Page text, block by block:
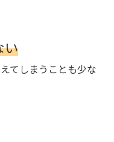
い
てしまうことも少な